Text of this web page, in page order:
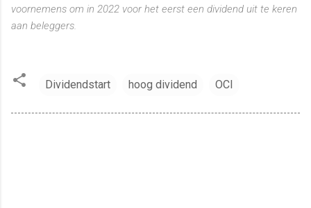
voornemens om in 2022 voor het eerst een dividend uit te keren
aan beleggers.
Dividendstart hoog dividend OCI